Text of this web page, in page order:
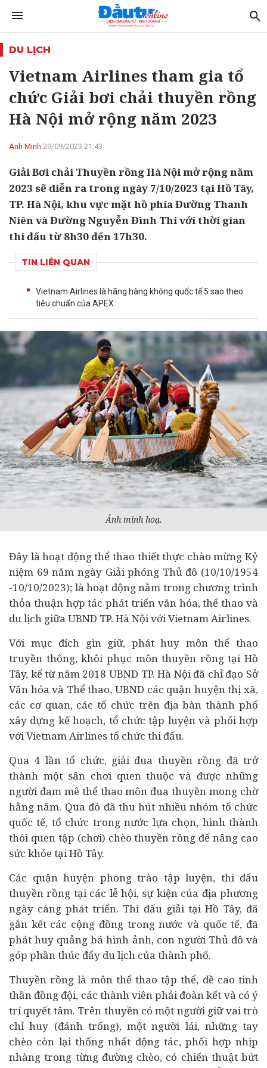
DU LỊCH
Vietnam Airlines tham gia tổ
chức Giải bơi chải thuyền rồng
Hà Nội mở rộng năm 2023
Anh Minh 29/09/2023 21:43
Giải Bơi chải Thuyền rồng Hà Nội mở rộng năm
2023 sẽ diễn ra trong ngày 7/10/2023 tại Hồ Tây,
TP. Hà Nội, khu vực mặt hồ phía Đường Thanh
Niên và Đường Nguyễn Đình Thi với thời gian
thi đấu từ 8h30 đến 17h30.
TIN LIÊN QUAN
Vietnam Airlines là hãng hàng không quốc tế 5 sao theo
tiêu chuẩn của APEX
Ảnh minh hoạ.
Đây là hoạt động thể thao thiết thực chào mừng Kỷ
niệm 69 năm ngày Giải phóng Thủ đô (10/10/1954
-10/10/2023); là hoạt động nằm trong chương trình
thỏa thuận hợp tác phát triển văn hóa, thể thao và
du lịch giữa UBND TP. Hà Nội với Vietnam Airlines.
Với mục đích gìn giữ, phát huy môn thể thao
truyền thống, khôi phục môn thuyền rồng tại Hồ
Tây, kể từ năm 2018 UBND TP. Hà Nội đã chỉ đạo Sở
Văn hóa và Thể thao, UBND các quận huyện thị xã,
các cơ quan, các tổ chức trên địa bàn thành phố
xây dựng kế hoạch, tổ chức tập luyện và phối hợp
với Vietnam Airlines tổ chức thi đấu.
Qua 4 lần tổ chức, giải đua thuyền rồng đã trở
thành một sân chơi quen thuộc và được những
người đam mê thể thao môn đua thuyền mong chờ
hằng năm. Qua đó đã thu hút nhiều nhóm tổ chức
quốc tế, tổ chức trong nước lựa chọn, hình thành
thói quen tập (chơi) chèo thuyền rồng để nâng cao
sức khỏe tại Hồ Tây.
Các quận huyện phong trào tập luyện, thi đấu
thuyền rồng tại các lễ hội, sự kiện của địa phương
ngày càng phát triển. Thi đấu giải tại Hồ Tây, đã
gắn kết các cộng đồng trong nước và quốc tế, đã
phát huy quảng bá hình ảnh, con người Thủ đô và
góp phần thúc đẩy du lịch của thành phố.
Thuyền rồng là môn thể thao tập thể, đề cao tinh
thần đồng đội, các thành viên phải đoàn kết và có ý
trí quyết tâm. Trên thuyền có một người giữ vai trò
chỉ huy (đánh trống), một người lái, những tay
chèo còn lại thống nhất động tác, phối hợp nhịp
nhàng trong từng đường chèo, có chiến thuật bứt